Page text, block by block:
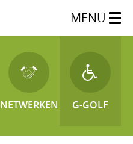
MENU
NETWERKEN G-GOLF